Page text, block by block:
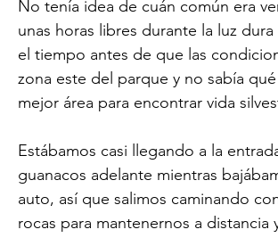
No tenía idea de cuán común era
unas horas libres durante la luz
el tiempo antes de que las
zona este del parque y no sabía
mejor área para encontrar vida
Estábamos casi llegando a la
guanacos adelante mientras
auto, así que salimos caminando
rocas para mantenernos a distancia